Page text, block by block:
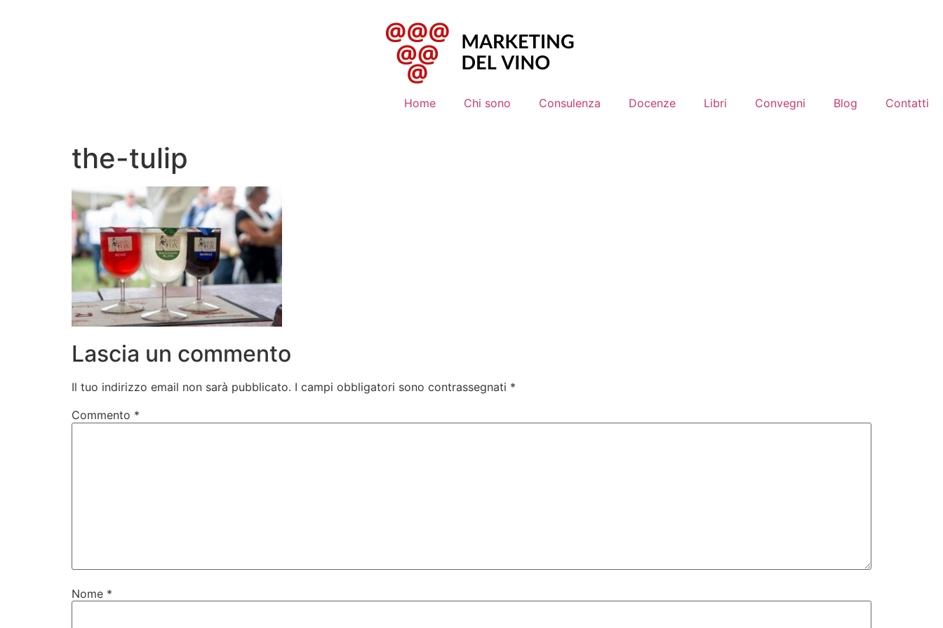
Home Chi sono Consulenza Docenze Libri Convegni Blog Contatti
the-tulip
Lascia un commento
Il tuo indirizzo email non sarà pubblicato. I campi obbligatori sono contrassegnati *
Commento *
Nome *